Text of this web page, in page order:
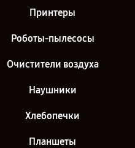
Принтеры
Роботы-пылесосы
Очистители воздуха
Наушники
Хлебопечки
Планшеты